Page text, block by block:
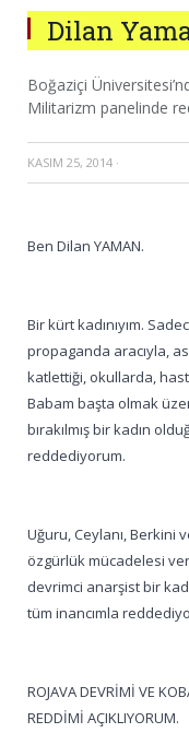
Dilan
Boğaziçi
Militarizm panelinde
KASIM 25, 2014 ·
Ben Dilan YAMAN.
Bir kürt kadınıyım.
propaganda aracıyla,
katlettiği, okullarda,
Babam başta olmak
bırakılmış bir kadın
reddediyorum.
Uğuru, Ceylanı, Berkini
özgürlük mücadelesi
devrimci anarşist bir
tüm inancımla
ROJAVA DEVRİMİ VE
REDDİMİ AÇIKLIYORUM.